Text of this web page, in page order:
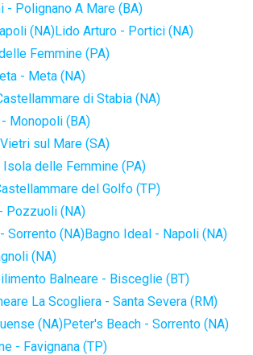
- Polignano A Mare (BA)
(NA)Lido Arturo - Portici (NA)
Femmine (PA)
- Meta (NA)
di Stabia (NA)
Monopoli (BA)
sul Mare (SA)
delle Femmine (PA)
del Golfo (TP)
Pozzuoli (NA)
Sorrento (NA)Bagno Ideal - Napoli (NA)
(NA)
Balneare - Bisceglie (BT)
La Scogliera - Santa Severa (RM)
(NA)Peter's Beach - Sorrento (NA)
- Favignana (TP)